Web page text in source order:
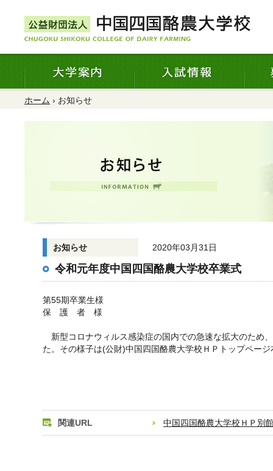
ホーム › お知らせ
お知らせ 2020年03月31日
令和元年度中国四国酪農大学校卒業式
第55期卒業生様
保 護 者 様
新型コロナウィルス感染症の国内での急速な拡大のため
た。その様子は(公財)中国四国酪農大学校ＨＰトップペー
関連URL 中国四国酪農大学校ＨＰ別